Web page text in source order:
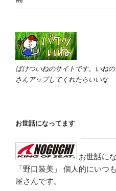
ばけついねのサイトです。いね
さんアップしてくれたらいいな
お世話になってます
お世話に
「野口装美」
個人的にいつ
屋さんです。